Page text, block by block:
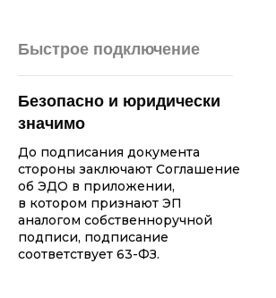
Безопасно и юридически
значимо
Быстрое подключение
До подписания документа
стороны заключают Соглашение
об ЭДО в приложении,
в котором признают ЭП
аналогом собственноручной
подписи, подписание
соответствует 63-ФЗ.